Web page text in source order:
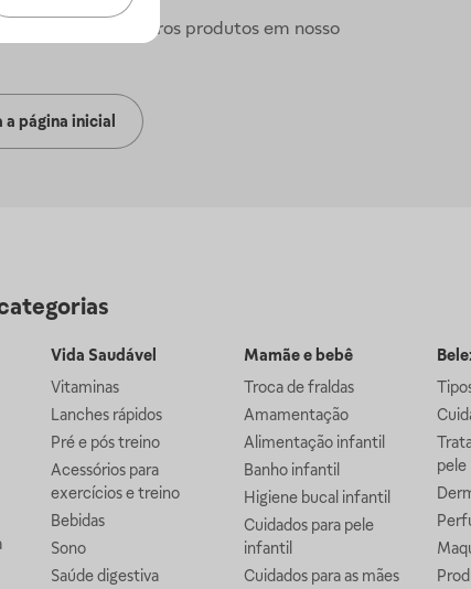
pode conferir outros produtos em nosso
a página inicial
Vida Saudável
Vitaminas
Lanches rápidos
Pré e pós treino
Acessórios para
exercícios e treino
Bebidas
Sono
Saúde digestiva
Mamãe e bebê
Troca de fraldas
Amamentação
Alimentação infantil
Banho infantil
Higiene bucal infantil
Cuidados para pele
infantil
Cuidados para as mães
pele